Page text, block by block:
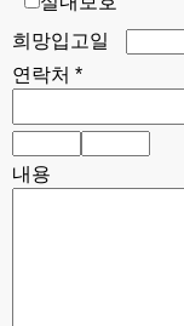
희망입고일
연락처 *
내용